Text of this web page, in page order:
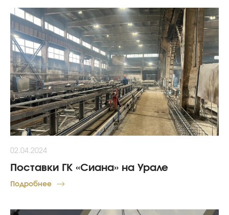
02.04.2024
Поставки ГК «Сиана» на Урале
Подробнее